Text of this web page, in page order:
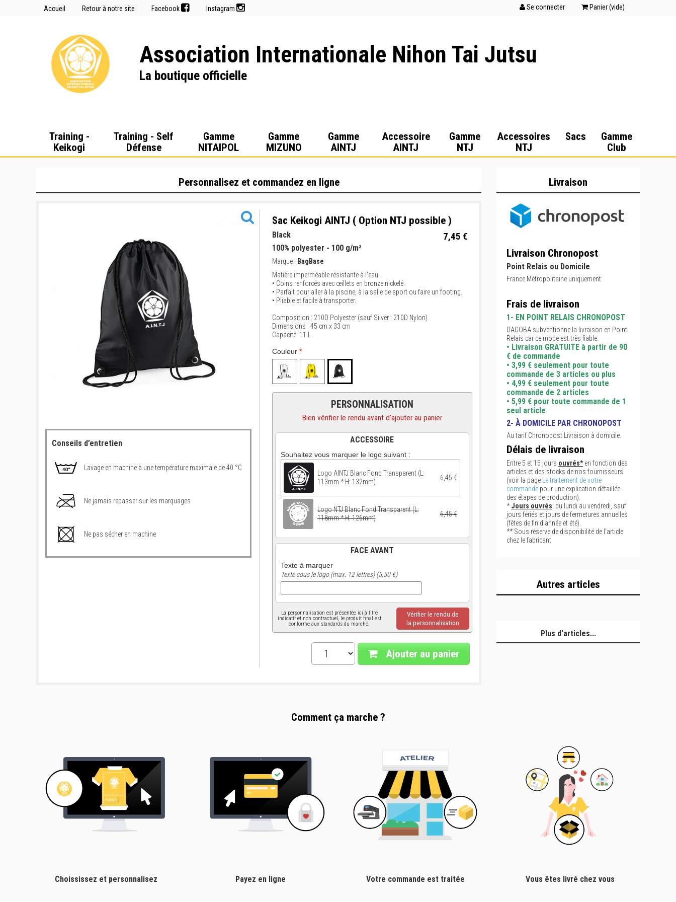
Accueil Retour à notre site Facebook Instagram Se connecter Panier (vide)
Association Internationale Nihon Tai Jutsu
La boutique officielle
Training -
Keikogi
Training - Self
Défense
Gamme
NITAIPOL
Gamme
MIZUNO
Gamme
AINTJ
Accessoire
AINTJ
Gamme
NTJ
Accessoires
NTJ
Sacs
Gamme
Club
Personnalisez et commandez en ligne
Conseils d’entretien
Lavage en machine à une température maximale de 40 °C
Ne jamais repasser sur les marquages
Ne pas sécher en machine
Sac Keikogi AINTJ ( Option NTJ possible )
7,45 €
Black
100% polyester - 100 g/m²
Marque : BagBase
Matière imperméable résistante à l'eau.
• Coins renforcés avec œillets en bronze nickelé.
• Parfait pour aller à la piscine, à la salle de sport ou faire un footing.
• Pliable et facile à transporter.
Composition : 210D Polyester (sauf Silver : 210D Nylon)
Dimensions : 45 cm x 33 cm
Capacité: 11 L
Couleur*
PERSONNALISATION
Bien vérifier le rendu avant d'ajouter au panier
ACCESSOIRE
Souhaitez vous marquer le logo suivant :
Logo AINTJ Blanc Fond Transparent (L:
113mm * H: 132mm)
6,45 €
Logo NTJ Blanc Fond Transparent (L:
118mm * H: 126mm)
6,45 €
FACE AVANT
Texte à marquer
Texte sous le logo (max. 12 lettres) (5,50 €)
La personnalisation est présentée ici à titre
indicatif et non contractuel, le produit final est
conforme aux standards du marché.
Vérifier le rendu de
la personnalisation
Ajouter au panier
Livraison
Livraison Chronopost
Point Relais ou Domicile
France Métropolitaine uniquement
Frais de livraison
1- EN POINT RELAIS CHRONOPOST
DAGOBA subventionne la livraison en Point
Relais car ce mode est très fiable.
• Livraison GRATUITE à partir de 90
€ de commande
• 3,99 € seulement pour toute
commande de 3 articles ou plus
• 4,99 € seulement pour toute
commande de 2 articles
• 5,99 € pour toute commande de 1
seul article
2- À DOMICILE PAR CHRONOPOST
Au tarif Chronopost Livraison à domicile.
Délais de livraison
Entre 5 et 15 jours ouvrés*en fonction des
articles et des stocks de nos fournisseurs
(voir la page
Le traitement de votre
commande pour une explication détaillée
des étapes de production).
*Jours ouvrés: du lundi au vendredi, sauf
jours fériés et jours de fermetures annuelles
(fêtes de fin d'année et été).
** Sous réserve de disponibilité de l'article
chez le fabricant
Autres articles
Plus d'articles...
Comment ça marche ?
Choississez et personnalisez Payez en ligne Votre commande est traitée Vous êtes livré chez vous